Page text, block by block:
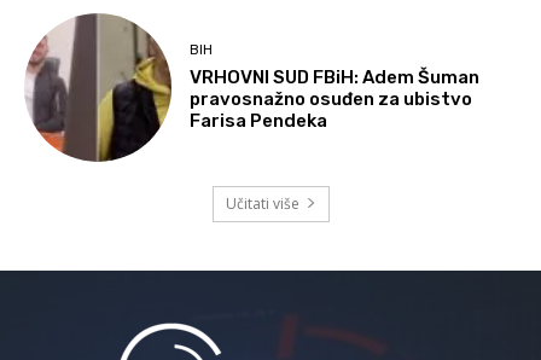
BIH
VRHOVNI SUD FBiH: Adem Šuman
pravosnažno osuđen za ubistvo
Farisa Pendeka
Učitati više